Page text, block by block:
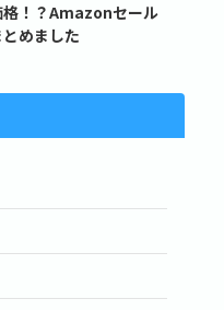
格！？Amazonセール
めました